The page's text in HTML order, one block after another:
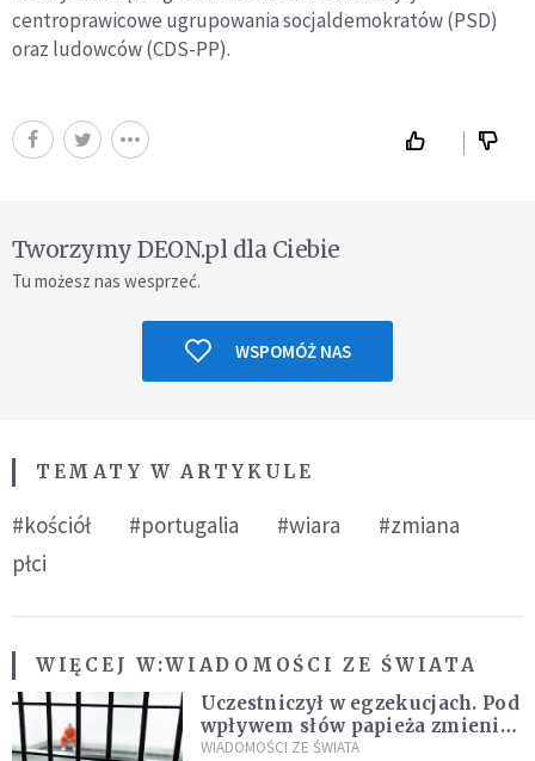
centroprawicowe ugrupowania socjaldemokratów (PSD)
oraz ludowców (CDS-PP).
Tworzymy DEON.pl dla Ciebie
Tu możesz nas wesprzeć.
WSPOMÓŻ NAS
TEMATY W ARTYKULE
#kościół #portugalia #wiara
#zmiana
płci
WIĘCEJ W:WIADOMOŚCI ZE ŚWIATA
Uczestniczył w egzekucjach. Pod
wpływem słów papieża zmienił
zdanie
WIADOMOŚCI ZE ŚWIATA